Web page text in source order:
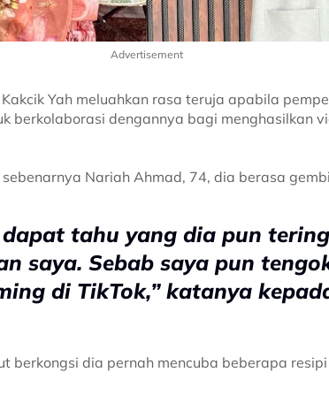
Advertisement
Yah meluahkan rasa teruja apabila
berkolaborasi dengannya bagi menghasilkan
Nariah Ahmad, 74, dia berasa
dapat tahu yang dia pun
saya. Sebab saya pun
di TikTok,” katanya
berkongsi dia pernah mencuba beberapa